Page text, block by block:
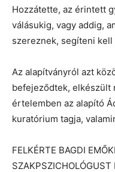
Hozzátette, az érintett
válásukig, vagy addig,
szereznek, segíteni kell
Az alapítványról azt
befejeződtek, elkészült
értelemben az alapító
kuratórium tagja,
FELKÉRTE BAGDI
SZAKPSZICHOLÓGUST